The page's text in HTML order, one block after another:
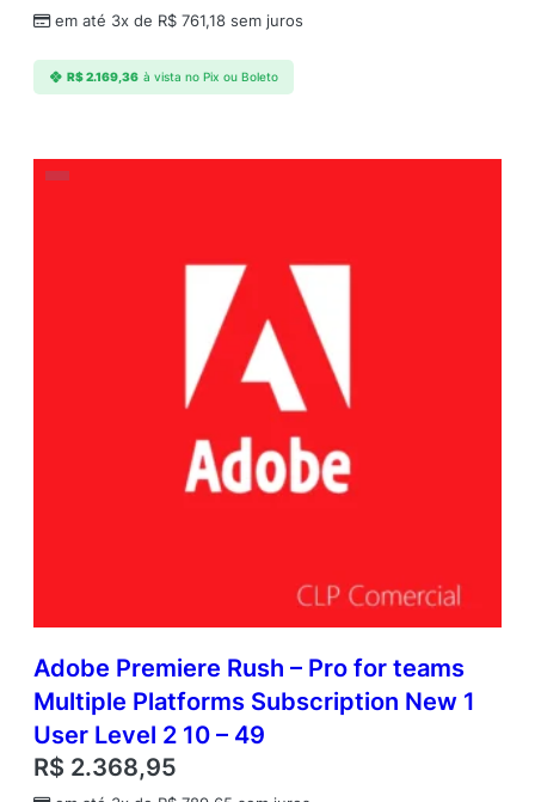
em até 3x de R$ 761,18 sem juros
R$2.169,36 à vista no Pix ou Boleto
Adobe Premiere Rush – Pro for teams
Multiple Platforms Subscription New 1
User Level 2 10 – 49
R$ 2.368,95